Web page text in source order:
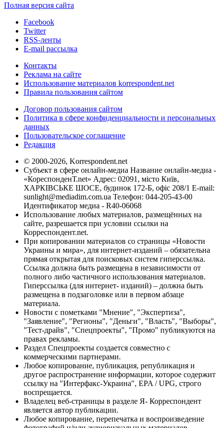
Полная версия сайта
Facebook
Twitter
RSS-ленты
E-mail рассылка
Контакты
Реклама на сайте
Использование материалов korrespondent.net
Правила пользования сайтом
Договор пользования сайтом
Политика в сфере конфиденциальности и персональных
данных
Пользовательское соглашение
Редакция
© 2000-2026, Korrespondent.net
Субъект в сфере онлайн-медиа Название онлайн-медиа -
«КореспонденТ.net» Адрес: 02091, місто Київ,
ХАРКІВСЬКЕ ШОСЕ, будинок 172-Б, офіс 208/1 E-mail:
sunlight@mediadim.com.ua Телефон: 044-205-43-00
Идентификатор медиа - R40-06068
Использование любых материалов, размещённых на
сайте, разрешается при условии ссылки на
Корреспондент.net.
При копировании материалов со страницы «Новости
Украины и мира», для интернет-изданий – обязательна
прямая открытая для поисковых систем гиперссылка.
Ссылка должна быть размещена в независимости от
полного либо частичного использования материалов.
Гиперссылка (для интернет- изданий) – должна быть
размещена в подзаголовке или в первом абзаце
материала.
Новости с пометками "Мнение", "Экспертиза",
"Заявление", "Регионы", "Деньги", "Власть", "Выборы",
"Тест-драйв", "Спецпроекты", "Промо" публикуются на
правах рекламы.
Раздел Спецпроекты создается совместно с
коммерческими партнерами.
Любое копирование, публикация, републикация и
другое распространение информации, которое содержит
ссылку на "Интерфакс-Украина", EPA / UPG, строго
воспрещается.
Владелец веб-страницы в разделе Я- Корреспондент
является автор публикации.
Любое копирование, перепечатка и воспроизведение